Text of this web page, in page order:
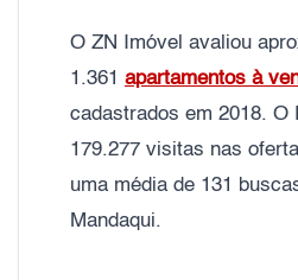
O ZN Imóvel avaliou
1.361 apartamentos à
cadastrados em 2018. O
179.277 visitas nas
uma média de 131
Mandaqui.